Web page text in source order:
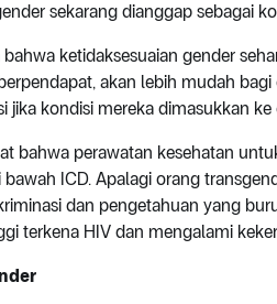
sekarang dianggap sebagai
ketidaksesuaian gender
akan lebih mudah
jika kondisi mereka dimasukkan
bahwa perawatan kesehatan
bawah ICD. Apalagi orang
dan pengetahuan yang
terkena HIV dan mengalami